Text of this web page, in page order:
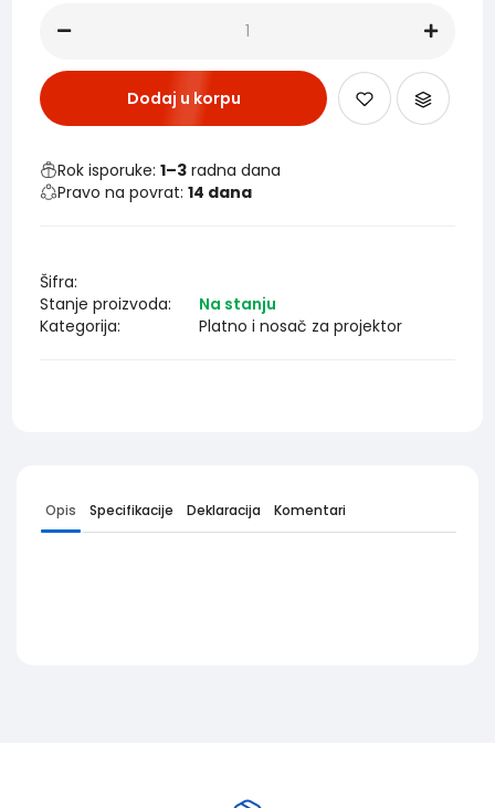
Dodaj u korpu
Rok isporuke:1–3 radna dana
Pravo na povrat:14 dana
Šifra:
Stanje proizvoda:
Na stanju
Kategorija:
Platno i nosač za projektor
Opis Specifikacije Deklaracija Komentari